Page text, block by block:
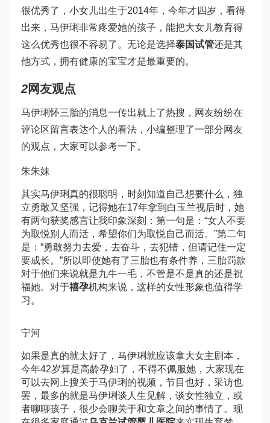
很优秀了，小女儿出生于2014年，今年才四岁，看得
出来，马伊琍非常疼爱她的孩子，能把大女儿教育得
这么优秀也很不容易了。无论是选择泰国试管还是其
他方式，拥有健康的宝宝才是最重要的。
2网友观点
马伊琍怀三胎的消息一传出就上了热搜，网友纷纷在
评论区留言表达个人的看法，小编整理了一部分网友
的观点，大家可以参考一下。
朱朱妹
其实马伊琍真的很聪明，时刻知道自己想要什么，独
立勇敢又坚强，记得她在17年拿到白玉兰视后时，她
有两句获奖感言让我印象深刻：第一句是：“女人不要
为取悦别人而活，希望你们为取悦自己而活。”第二句
是：“勇敢努力去爱，去奋斗，去犯错，但请记住一定
要成长。”所以即使她有了三胎也有条件养，三胎罚款
对于他们来说就是九牛一毛，不管是不是真的还是祝
福她。对于禧孕机构来说，这样的女性形象也值得学
习。
宁河
如果是真的就太好了，马伊琍就应该拿大女主剧本，
今年42岁算是高龄孕妇了，不得不佩服她，大家现在
可以去网上搜关于马伊琍的视频，节目也好，采访也
罢，最多的就是马伊琍谈人生见解，谈女性独立，或
者聊聊孩子，很少会聊关于和文章之间的事情了。现